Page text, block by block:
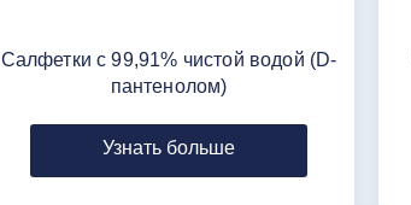
Салфетки с 99,91% чистой водой (D-
пантенолом)
Узнать больше